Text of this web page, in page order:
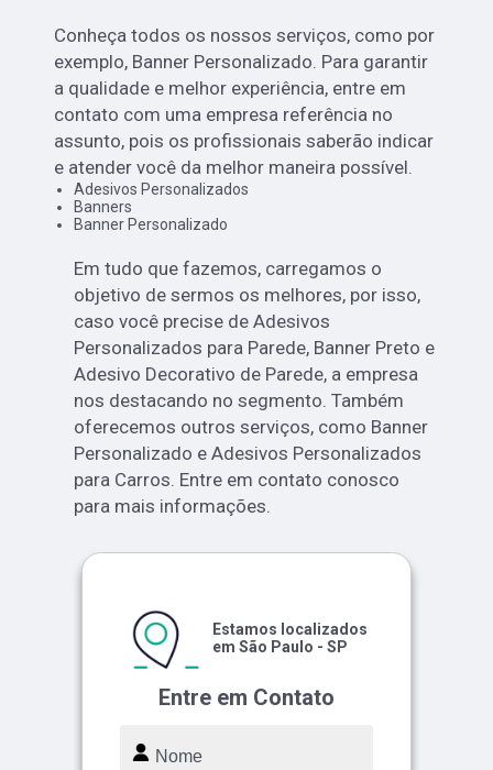
Conheça todos os nossos serviços, como por
exemplo, Banner Personalizado. Para garantir
a qualidade e melhor experiência, entre em
contato com uma empresa referência no
assunto, pois os profissionais saberão indicar
e atender você da melhor maneira possível.
Adesivos Personalizados
Banners
Banner Personalizado
Em tudo que fazemos, carregamos o
objetivo de sermos os melhores, por isso,
caso você precise de Adesivos
Personalizados para Parede, Banner Preto e
Adesivo Decorativo de Parede, a empresa
nos destacando no segmento. Também
oferecemos outros serviços, como Banner
Personalizado e Adesivos Personalizados
para Carros. Entre em contato conosco
para mais informações.
Entre em Contato
Estamos localizados
em São Paulo - SP